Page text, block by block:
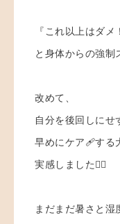
『これ以上はダメ
と身体からの強
改めて、
自分を後回しにせ
早めにケア🩹する
実感しました🙂‍↕️
まだまだ暑さと湿